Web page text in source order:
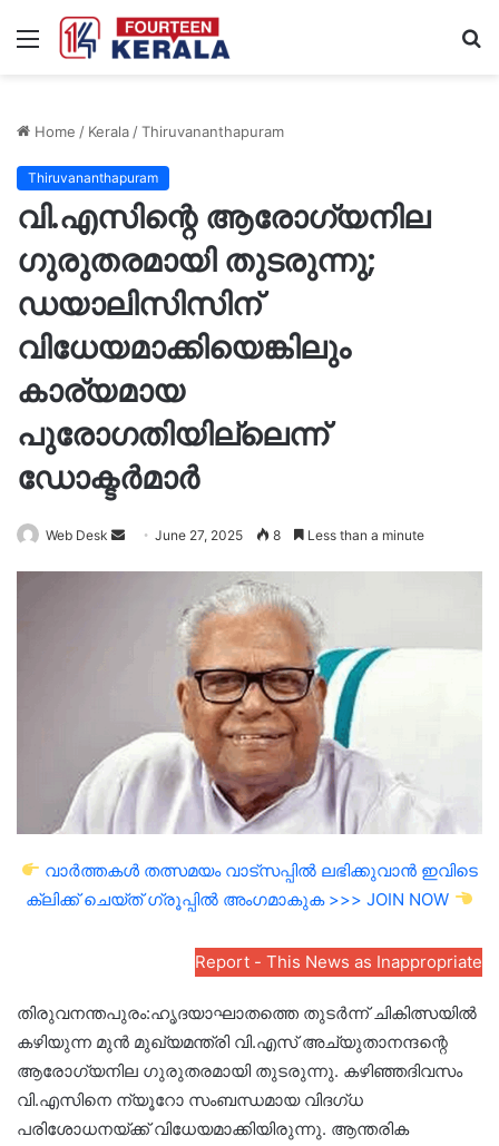
Menu
Home / Kerala/Thiruvananthapuram
Thiruvananthapuram
വി.എസിന്റെ ആരോഗ്യനില
ഗുരുതരമായി തുടരുന്നു;
ഡയാലിസിസിന്
വിധേയമാക്കിയെങ്കിലും
കാര്യമായ
പുരോഗതിയില്ലെന്ന്
ഡോക്ടർമാർ
Web Desk
SendJune 27, 2025 8 Less than a minute
വാർത്തകൾ തത്സമയം വാട്സപ്പിൽ ലഭിക്കുവാൻ ഇവിടെ
ക്ലിക്ക് ചെയ്ത് ഗ്രൂപ്പിൽ അംഗമാകുക >>> JOIN NOW
Report - This News as Inappropriate
തിരുവനന്തപുരം:ഹൃദയാഘാതത്തെ തുടർന്ന് ചികിത്സയിൽ
കഴിയുന്ന മുന്‍ മുഖ്യമന്ത്രി വി.എസ് അച്യുതാനന്ദന്റെ
ആരോഗ്യനില ഗുരുതരമായി തുടരുന്നു. കഴിഞ്ഞദിവസം
വി.എസിനെ ന്യൂറോ സംബന്ധമായ വിദഗ്ധ
പരിശോധനയ്ക്ക് വിധേയമാക്കിയിരുന്നു. ആന്തരിക